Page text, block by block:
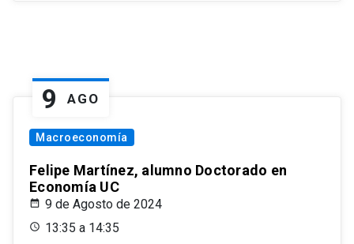
9 AGO
Macroeconomía
Felipe Martínez, alumno Doctorado en
Economía UC
9 de Agosto de 2024
13:35 a 14:35